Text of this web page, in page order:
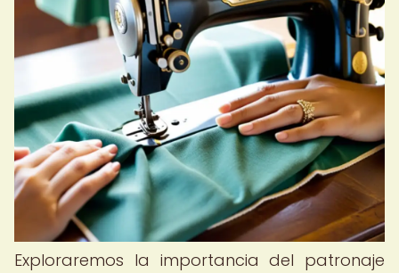
Exploraremos la importancia del patronaje